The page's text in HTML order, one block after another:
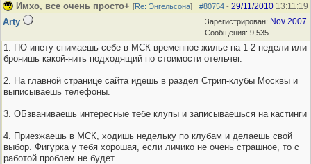
#80754 - 29/11/2010 13:11:19
Имхо, все очень просто+ [Re: Энгельсона]
Зарегистрирован: Nov 2007
Сообщения: 9,535
Arty
1. ПО инету снимаешь себе в МСК временное жилье на 1-2 недели или
бронишь какой-нить подходящий по стоимости отельчег.
2. На главной странице сайта идешь в раздел Стрип-клубы Москвы и
выписываешь телефоны.
3. ОБзваниваешь интересные тебе клупы и записываешься на кастинги
4. Приезжаешь в МСК, ходишь недельку по клубам и делаешь свой
выбор. Фигурка у тебя хорошая, если личико не очень страшное, то с
работой проблем не будет.